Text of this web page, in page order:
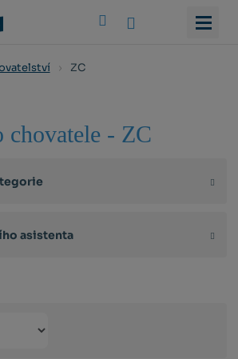
ZC
chovatele - ZC
asistenta